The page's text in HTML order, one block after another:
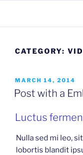
content
CATEGORY:
POSTED
ON
MARCH 14, 2014
Post with a
Luctus
Nulla sed mi leo,
lobortis blandit